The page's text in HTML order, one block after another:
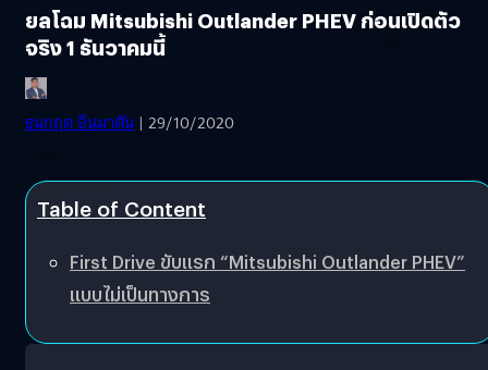
ยลโฉม Mitsubishi Outlander PHEV ก่อนเปิดตัว
จริง 1 ธันวาคมนี้
ธนกฤต อินมาตัน | 29/10/2020
Table of Content
First Drive ขับแรก “Mitsubishi Outlander PHEV”
แบบไม่เป็นทางการ